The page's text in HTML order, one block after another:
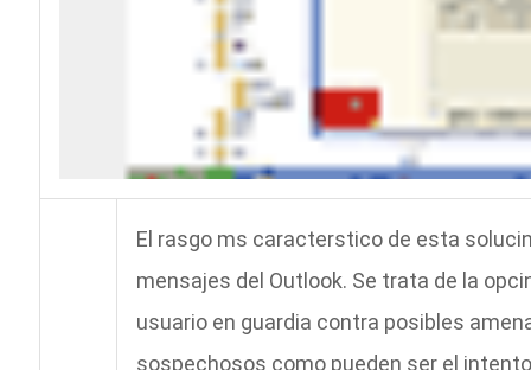
El rasgo ms caracterstico de esta
mensajes del Outlook. Se trata de la
usuario en guardia contra posibles
sospechosos como pueden ser el